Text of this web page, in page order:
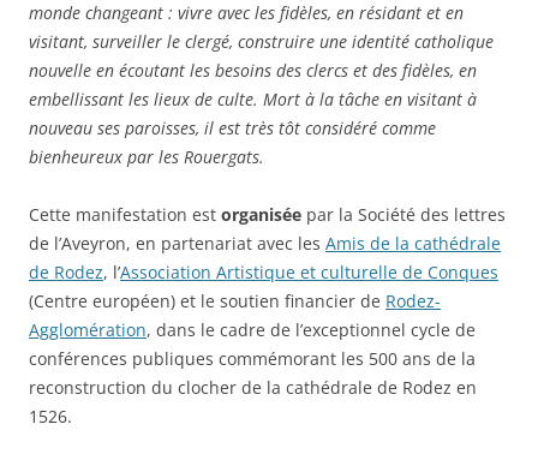
monde changeant : vivre avec les fidèles, en résidant et en
visitant, surveiller le clergé, construire une identité catholique
nouvelle en écoutant les besoins des clercs et des fidèles, en
embellissant les lieux de culte. Mort à la tâche en visitant à
nouveau ses paroisses, il est très tôt considéré comme
bienheureux par les Rouergats.
Cette manifestation est organisée par la Société des lettres
de l’Aveyron, en partenariat avec les Amis de la cathédrale
de Rodez, l’Association Artistique et culturelle de Conques
(Centre européen) et le soutien financier de Rodez-
Agglomération, dans le cadre de l’exceptionnel cycle de
conférences publiques commémorant les 500 ans de la
reconstruction du clocher de la cathédrale de Rodez en
1526.